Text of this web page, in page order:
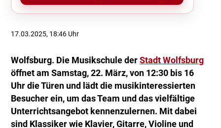
17.03.2025, 18:46 Uhr
Wolfsburg. Die Musikschule derStadt Wolfsburg
öffnet am Samstag, 22. März, von 12:30 bis 16
Uhr die Türen und lädt die musikinteressierten
Besucher ein, um das Team und das vielfältige
Unterrichtsangebot kennenzulernen. Mit dabei
sind Klassiker wie Klavier, Gitarre, Violine und